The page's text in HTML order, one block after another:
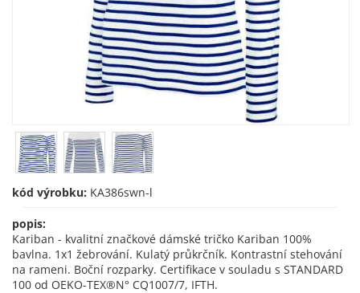
kód výrobku: KA386swn-l
popis:
Kariban - kvalitní značkové dámské tričko Kariban 100%
bavlna. 1x1 žebrování. Kulatý průkrčník. Kontrastní stehování
na rameni. Boční rozparky. Certifikace v souladu s STANDARD
100 od OEKO-TEX®N° CQ1007/7, IFTH.